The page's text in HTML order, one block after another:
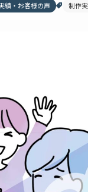
績・お客様の声 制作